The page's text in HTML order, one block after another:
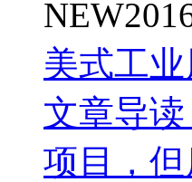
NEW
美式工
文章导
项目，